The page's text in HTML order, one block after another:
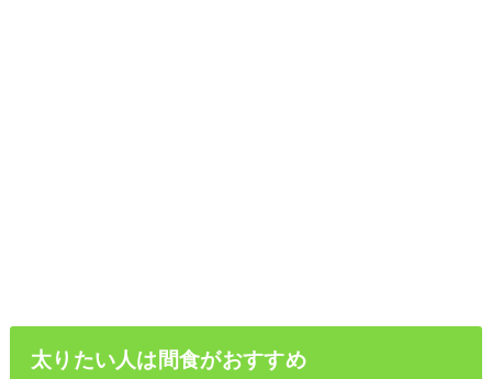
太りたい人は間食がおすすめ